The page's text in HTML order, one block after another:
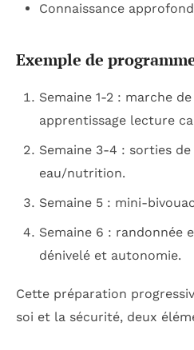
Connaissance
Exemple de
Semaine 1-2 : marche
apprentissage lecture
Semaine 3-4 : sorties
eau/nutrition.
Semaine 5 : mini-
Semaine 6 : randonnée
dénivelé et autonomie.
Cette préparation
soi et la sécurité, deux